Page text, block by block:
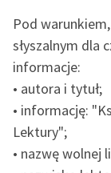
Pod
słyszalnym dla
informacje:
• autora i tytuł;
• informację:
Lektury";
• nazwę wolnej